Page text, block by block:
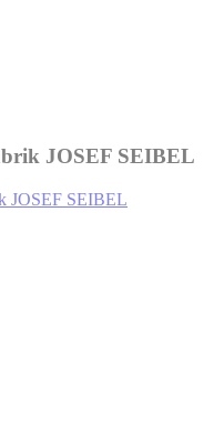
JOSEF SEIBEL